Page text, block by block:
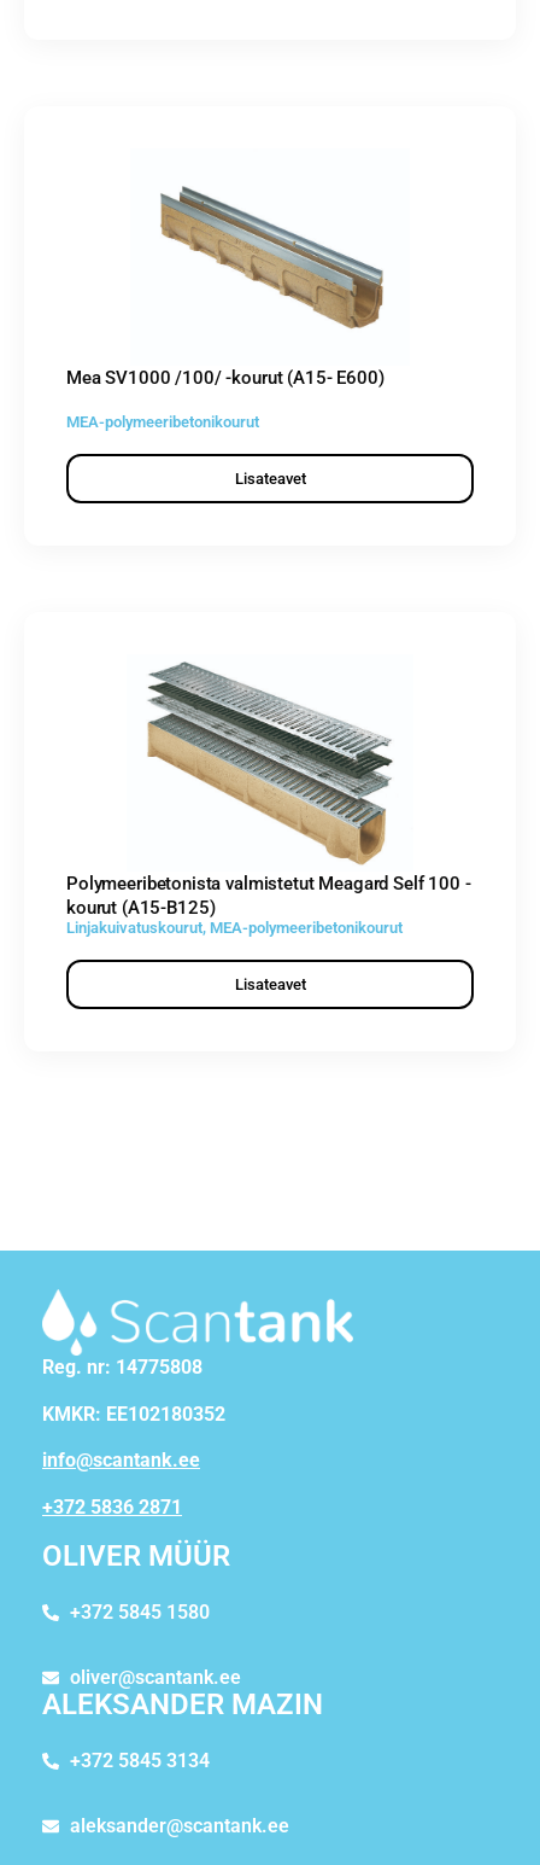
Mea SV1000 /100/ -kourut (A15- E600)
MEA-polymeeribetonikourut
Lisateavet
Polymeeribetonista valmistetut Meagard Self 100 -
kourut (A15-B125)
Linjakuivatuskourut, MEA-polymeeribetonikourut
Lisateavet
Reg. nr: 14775808
KMKR: EE102180352
info@scantank.ee
+372 5836 2871
OLIVER MÜÜR
+372 5845 1580
oliver@scantank.ee
ALEKSANDER MAZIN
+372 5845 3134
aleksander@scantank.ee